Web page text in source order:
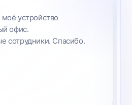
устройство
офис.
сотрудники. Спасибо.